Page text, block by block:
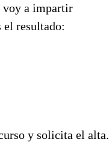
voy a impartir
el resultado:
y solicita el alta.